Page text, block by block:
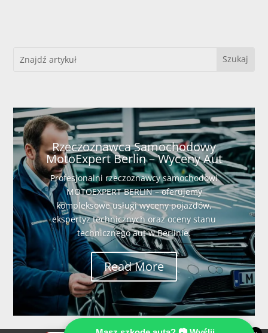
Rzeczoznawca Samochodowy
MotoExpert Berlin – Wyceny Aut
Profesjonalni rzeczoznawcy samochodowi
MOTOEXPERT BERLIN – oferujemy
kompleksowe usługi wyceny pojazdów,
ekspertyz technicznych oraz oceny stanu
technicznego aut w Berlinie.
Read More